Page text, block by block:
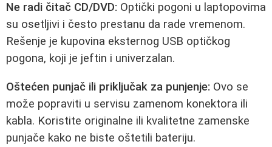
Ne radi čitač CD/DVD: Optički pogoni u laptopovima
su osetljivi i često prestanu da rade vremenom.
Rešenje je kupovina eksternog USB optičkog
pogona, koji je jeftin i univerzalan.
Oštećen punjač ili priključak za punjenje: Ovo se
može popraviti u servisu zamenom konektora ili
kabla. Koristite originalne ili kvalitetne zamenske
punjače kako ne biste oštetili bateriju.